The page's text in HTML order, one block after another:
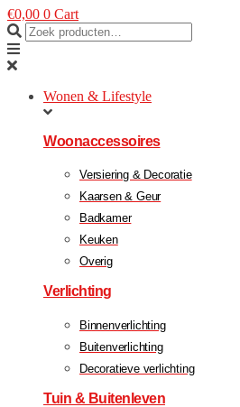
€0,00 0 Cart
Wonen & Lifestyle
Woonaccessoires
Versiering & Decoratie
Kaarsen & Geur
Badkamer
Keuken
Overig
Verlichting
Binnenverlichting
Buitenverlichting
Decoratieve verlichting
Tuin & Buitenleven